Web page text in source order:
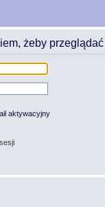
żeby przeglądać
aktywacyjny